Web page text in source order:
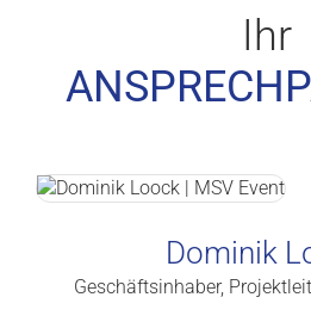
Ihr
Dominik
Geschäftsinhaber,